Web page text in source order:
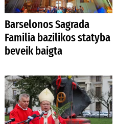
Barselonos Sagrada
Familia bazilikos statyba
beveik baigta